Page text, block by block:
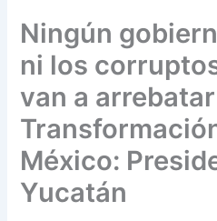
Ningún
ni los
van a
México:
Yucatán